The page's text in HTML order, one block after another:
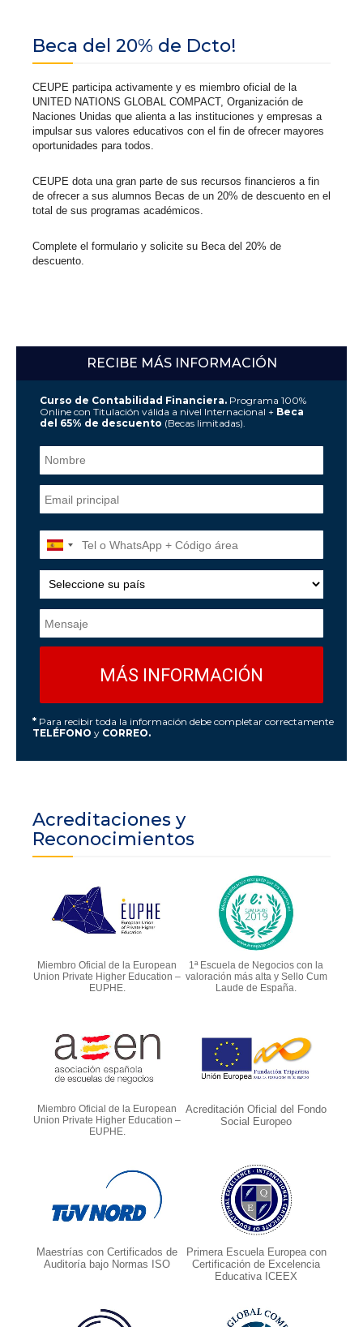
Beca del 20% de Dcto!
CEUPE participa activamente y es miembro oficial de la
UNITED NATIONS GLOBAL COMPACT, Organización de
Naciones Unidas que alienta a las instituciones y empresas a
impulsar sus valores educativos con el fin de ofrecer mayores
oportunidades para todos.
CEUPE dota una gran parte de sus recursos financieros a fin
de ofrecer a sus alumnos Becas de un 20% de descuento en el
total de sus programas académicos.
Complete el formulario y solicite su Beca del 20% de
descuento.
RECIBE MÁS INFORMACIÓN
Curso de Contabilidad Financiera.Programa 100%
Online con Titulación válida a nivel Internacional + Beca
del 65% de descuento (Becas limitadas).
* Para recibir toda la información debe completar correctamente
TELÉFONO y CORREO.
Acreditaciones y
Reconocimientos
Miembro Oficial de la European
Union Private Higher Education –
EUPHE.
1ª Escuela de Negocios con la
valoración más alta y Sello Cum
Laude de España.
Miembro Oficial de la European
Union Private Higher Education –
EUPHE.
Acreditación Oficial del Fondo
Social Europeo
Maestrías con Certificados de
Auditoría bajo Normas ISO
Primera Escuela Europea con
Certificación de Excelencia
Educativa ICEEX